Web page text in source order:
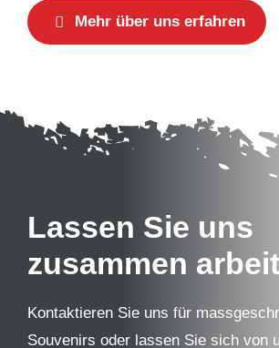
Mehr über uns erfahren
Lassen Sie uns
zusammen
Kontaktieren Sie uns für
Souvenirs oder lassen Sie sich von